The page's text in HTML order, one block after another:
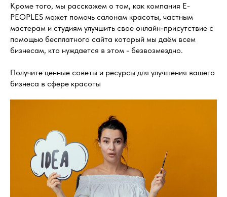
Кроме того, мы расскажем о том, как компания E-
PEOPLES может помочь салонам красоты, частным
мастерам и студиям улучшить свое онлайн-присутствие с
помощью бесплатного сайта который мы даём всем
бизнесам, кто нуждается в этом - безвозмездно.
Получите ценные советы и ресурсы для улучшения вашего
бизнеса в сфере красоты